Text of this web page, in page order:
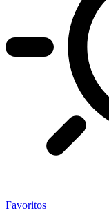
Favoritos